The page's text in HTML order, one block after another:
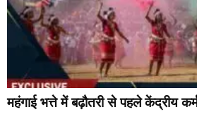
महंगाई भत्ते में बढ़ौतरी से पहले केंद्रीय